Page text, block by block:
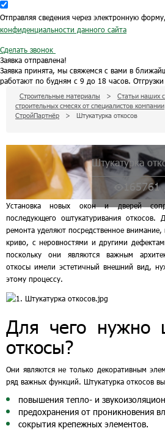
Отправляя сведения через электронную
конфиденциальности данного сайта
Сделать звонок
Заявка отправлена!
Заявка принята, мы свяжемся с вами в
работают по будням с 9 до 18 часов.
Строительные материалы > Статьи наших
строительных смесях от специалистов компании
СтройПартнёр
> Штукатурка откосов
Штукатурка
165761
Установка новых окон и дверей
последующего оштукатуривания откосов.
ремонта уделяют посредственное
криво, с неровностями и другими
поскольку они являются важным
откосы имели эстетичный внешний вид,
этому процессу.
Для чего нужно
откосы?
Они являются не только декоративным
ряд важных функций. Штукатурка откосов
повышения тепло- и
предохранения от проникновения
сокрытия крепежных элементов.